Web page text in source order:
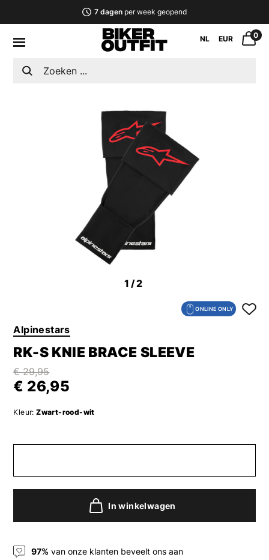
7 dagenper week geopend
NL EUR 0
1/2
ONLINE ONLY
Alpinestars
RK-S KNIE BRACE SLEEVE
€ 29,95
€ 26,95
Kleur: Zwart-rood-wit
In winkelwagen
97% van onze klanten beveelt ons aan